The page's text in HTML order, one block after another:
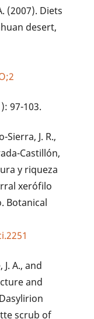
(2007). Diets
desert,
97-103.
Sierra, J. R.,
Castillón,
y riqueza
xerófilo
Botanical
A., and
and
scrub of